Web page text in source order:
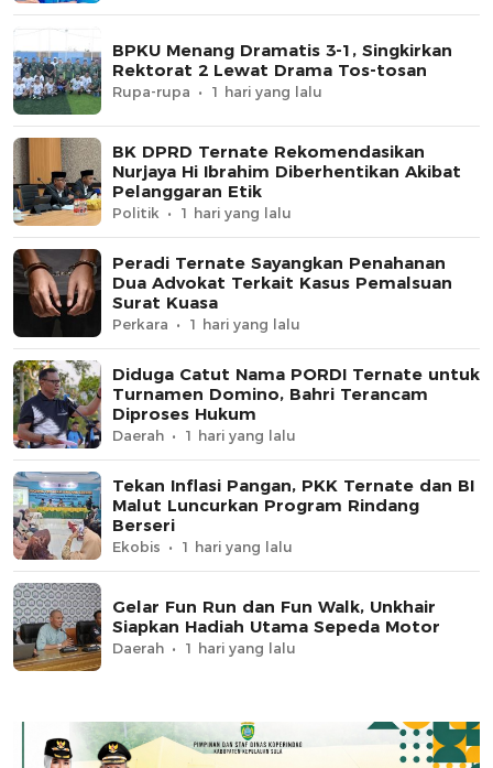
BPKU Menang Dramatis 3-1, Singkirkan
Rektorat 2 Lewat Drama Tos-tosan
Rupa-rupa 1 hari yang lalu
BK DPRD Ternate Rekomendasikan
Nurjaya Hi Ibrahim Diberhentikan Akibat
Pelanggaran Etik
Politik 1 hari yang lalu
Peradi Ternate Sayangkan Penahanan
Dua Advokat Terkait Kasus Pemalsuan
Surat Kuasa
Perkara 1 hari yang lalu
Diduga Catut Nama PORDI Ternate untuk
Turnamen Domino, Bahri Terancam
Diproses Hukum
Daerah 1 hari yang lalu
Tekan Inflasi Pangan, PKK Ternate dan BI
Malut Luncurkan Program Rindang
Berseri
Ekobis 1 hari yang lalu
Gelar Fun Run dan Fun Walk, Unkhair
Siapkan Hadiah Utama Sepeda Motor
Daerah 1 hari yang lalu